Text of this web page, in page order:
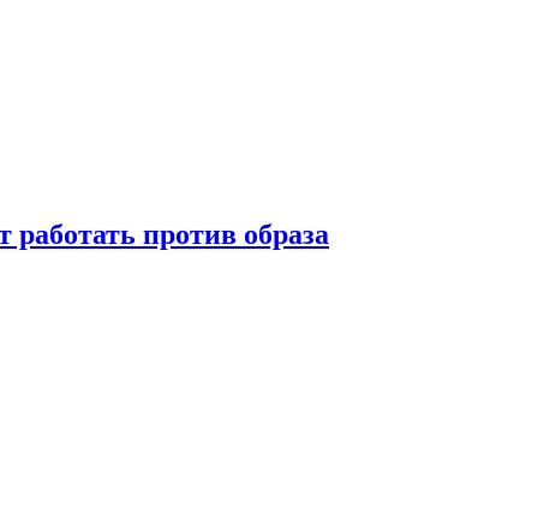
против образа